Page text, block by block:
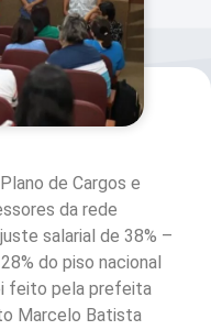
de Cargos e
da rede
salarial de 38% –
do piso nacional
feito pela prefeita
Marcelo Batista